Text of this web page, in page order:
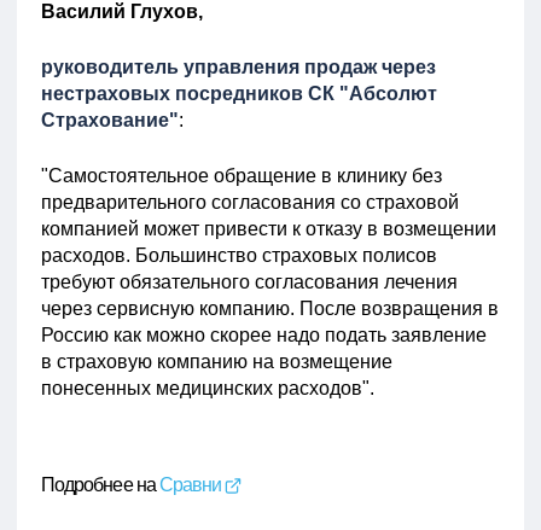
Василий Глухов,
руководитель управления продаж через
нестраховых посредников СК "Абсолют
Страхование":
"Самостоятельное обращение в клинику без
предварительного согласования со страховой
компанией может привести к отказу в возмещении
расходов. Большинство страховых полисов
требуют обязательного согласования лечения
через сервисную компанию. После возвращения в
Россию как можно скорее надо подать заявление
в страховую компанию на возмещение
понесенных медицинских расходов".
Подробнее наСравни